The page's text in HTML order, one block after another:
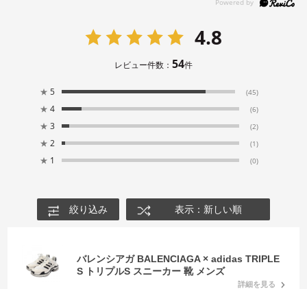
4.8
レビュー件数： 54件
★ 5 (45)
★ 4 (6)
★ 3 (2)
★ 2 (1)
★ 1 (0)
絞り込み 表示：新しい順
バレンシアガ BALENCIAGA × adidas TRIPLE
S トリプルS スニーカー 靴 メンズ
詳細を見る